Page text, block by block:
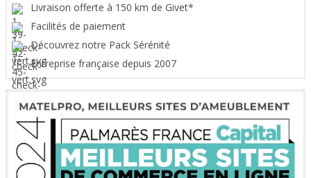
Livraison offerte à 150 km de Givet*
Facilités de paiement
Découvrez notre Pack Sérénité
Entreprise française depuis 2007